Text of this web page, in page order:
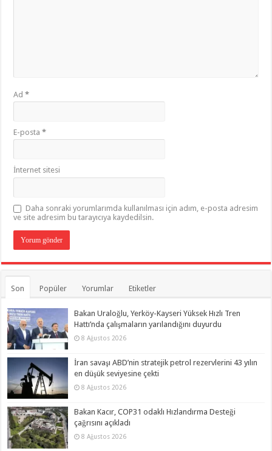
Ad*
E-posta*
İnternet sitesi
Daha sonraki yorumlarımda kullanılması için adım, e-posta adresim
ve site adresim bu tarayıcıya kaydedilsin.
Son Popüler Yorumlar Etiketler
Bakan Uraloğlu, Yerköy-Kayseri Yüksek Hızlı Tren
Hattı’nda çalışmaların yarılandığını duyurdu
8 Ağustos 2026
İran savaşı ABD’nin stratejik petrol rezervlerini 43 yılın
en düşük seviyesine çekti
8 Ağustos 2026
Bakan Kacır, COP31 odaklı Hızlandırma Desteği
çağrısını açıkladı
8 Ağustos 2026